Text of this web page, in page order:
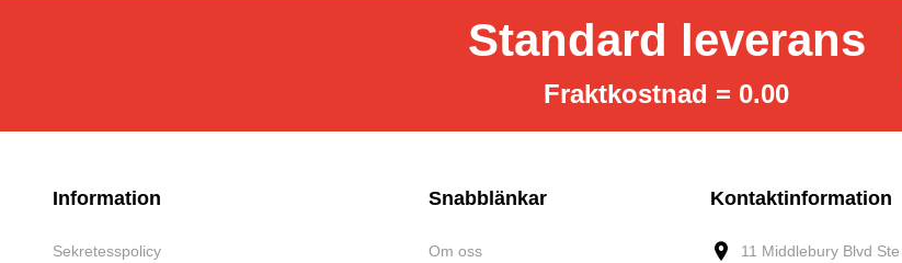
Standard leverans
Fraktkostnad = 0.00
Information
Sekretesspolicy
Snabblänkar
Om oss
Kontaktinformation
11 Middlebury Blvd Ste